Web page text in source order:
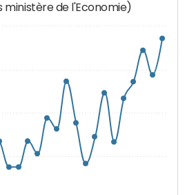
ministère de l'Economie)